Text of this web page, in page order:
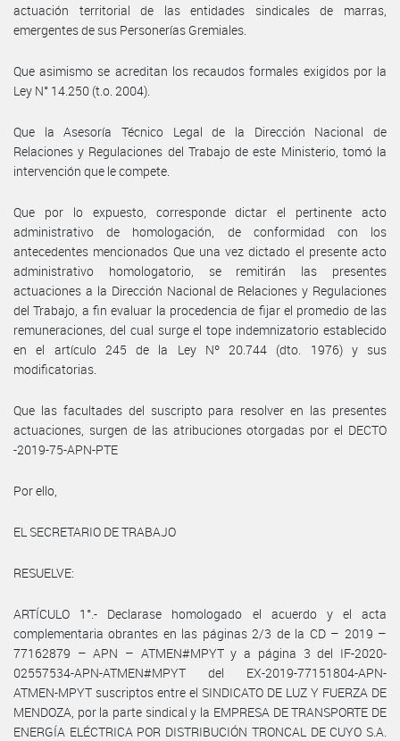
actuación territorial de las entidades sindicales de marras,
emergentes de sus Personerías Gremiales.
Que asimismo se acreditan los recaudos formales exigidos por la
Ley N° 14.250 (t.o. 2004).
Que la Asesoría Técnico Legal de la Dirección Nacional de
Relaciones y Regulaciones del Trabajo de este Ministerio, tomó la
intervención que le compete.
Que por lo expuesto, corresponde dictar el pertinente acto
administrativo de homologación, de conformidad con los
antecedentes mencionados Que una vez dictado el presente acto
administrativo homologatorio, se remitirán las presentes
actuaciones a la Dirección Nacional de Relaciones y Regulaciones
del Trabajo, a fin evaluar la procedencia de fijar el promedio de las
remuneraciones, del cual surge el tope indemnizatorio establecido
en el artículo 245 de la Ley Nº 20.744 (dto. 1976) y sus
modificatorias.
Que las facultades del suscripto para resolver en las presentes
actuaciones, surgen de las atribuciones otorgadas por el DECTO
-2019-75-APN-PTE
Por ello,
EL SECRETARIO DE TRABAJO
RESUELVE:
ARTÍCULO 1°.- Declarase homologado el acuerdo y el acta
complementaria obrantes en las páginas 2/3 de la CD – 2019 –
77162879 – APN – ATMEN#MPYT y a página 3 del IF-2020-
02557534-APN-ATMEN#MPYT del EX-2019-77151804-APN-
ATMEN-MPYT suscriptos entre el SINDICATO DE LUZ Y FUERZA DE
MENDOZA, por la parte sindical y la EMPRESA DE TRANSPORTE DE
ENERGÍA ELÉCTRICA POR DISTRIBUCIÓN TRONCAL DE CUYO S.A.